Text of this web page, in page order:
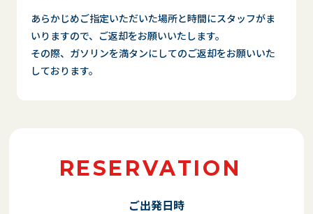
あらかじめご指定いただいた場所と時間にスタッフがま
いりますので、ご返却をお願いいたします。
その際、ガソリンを満タンにしてのご返却をお願いいた
しております。
RESERVATION
ご出発日時